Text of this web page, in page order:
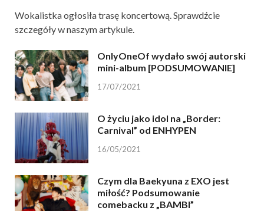
Wokalistka ogłosiła trasę koncertową. Sprawdźcie
szczegóły w naszym artykule.
OnlyOneOf wydało swój autorski
mini-album [PODSUMOWANIE]
17/07/2021
O życiu jako idol na „Border:
Carnival” od ENHYPEN
16/05/2021
Czym dla Baekyuna z EXO jest
miłość? Podsumowanie
comebacku z „BAMBI”